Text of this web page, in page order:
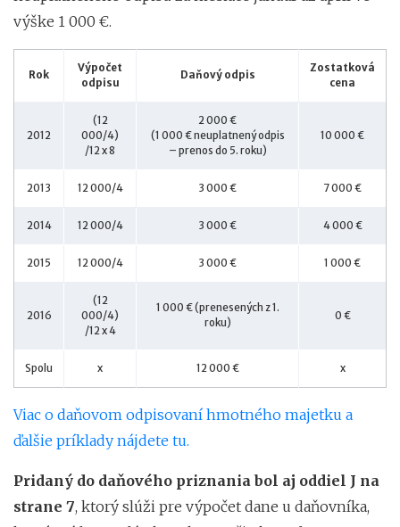
výške 1 000 €.
Rok
Výpočet
odpisu
Daňový odpis
Zostatková
cena
2012
(12
000/4)
/12 x 8
2 000 €
(1 000 € neuplatnený odpis
– prenos do 5. roku)
10 000 €
2013 12 000/4 3 000 € 7 000 €
2014 12 000/4 3 000 € 4 000 €
2015 12 000/4 3 000 € 1 000 €
2016
(12
000/4)
/12 x 4
1 000 € (prenesených z 1.
roku)
0 €
Spolu x 12 000 € x
Viac o daňovom odpisovaní hmotného majetku a
ďalšie príklady nájdete tu.
Pridaný do daňového priznania bol aj oddiel J na
strane 7, ktorý slúži pre výpočet dane u daňovníka,